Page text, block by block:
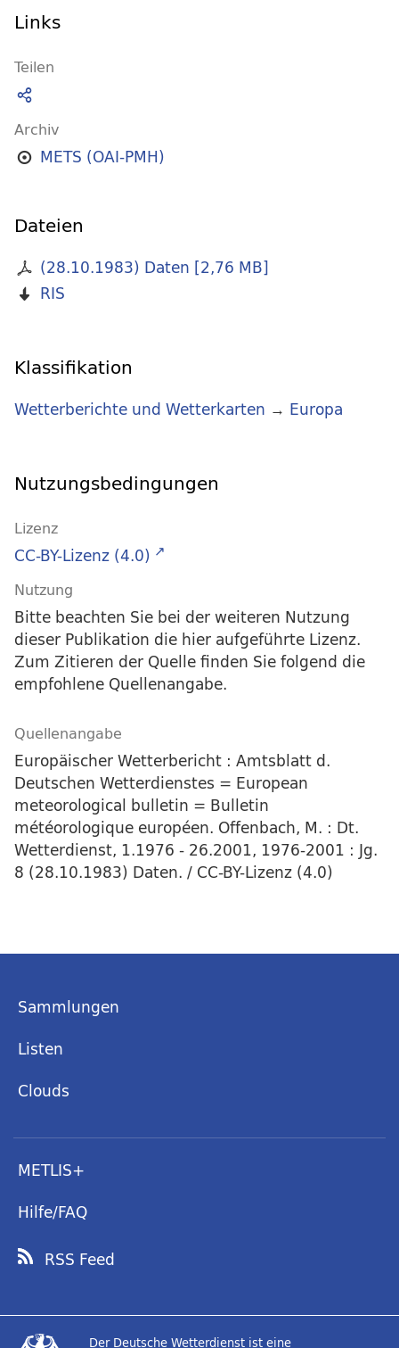
Links
Teilen
Archiv
METS (OAI-PMH)
Dateien
(28.10.1983) Daten [2,76 MB]
RIS
Klassifikation
Wetterberichte und Wetterkarten → Europa
Nutzungsbedingungen
Lizenz
CC-BY-Lizenz (4.0)
Nutzung
Bitte beachten Sie bei der weiteren Nutzung
dieser Publikation die hier aufgeführte Lizenz.
Zum Zitieren der Quelle finden Sie folgend die
empfohlene Quellenangabe.
Quellenangabe
Europäischer Wetterbericht : Amtsblatt d.
Deutschen Wetterdienstes = European
meteorological bulletin = Bulletin
météorologique européen. Offenbach, M. : Dt.
Wetterdienst, 1.1976 - 26.2001, 1976-2001 : Jg.
8 (28.10.1983) Daten. / CC-BY-Lizenz (4.0)
Sammlungen
Listen
Clouds
METLIS+
Hilfe/FAQ
RSS Feed
Der Deutsche Wetterdienst ist eine